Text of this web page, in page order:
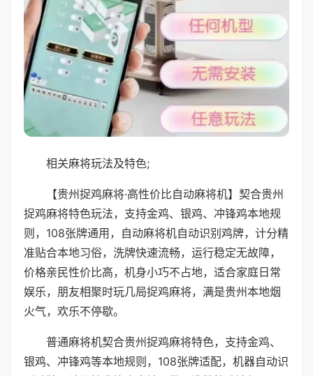
相关麻将玩法及特色;
【贵州捉鸡麻将·高性价比自动麻将机】契合贵州
捉鸡麻将特色玩法，支持金鸡、银鸡、冲锋鸡本地规
则，108张牌通用，自动麻将机自动识别鸡牌，计分精
准贴合本地习俗，洗牌快速流畅，运行稳定无故障，
价格亲民性价比高，机身小巧不占地，适合家庭日常
娱乐，朋友相聚时玩几局捉鸡麻将，满是贵州本地烟
火气，欢乐不停歇。
普通麻将机契合贵州捉鸡麻将特色，支持金鸡、
银鸡、冲锋鸡等本地规则，108张牌适配，机器自动识